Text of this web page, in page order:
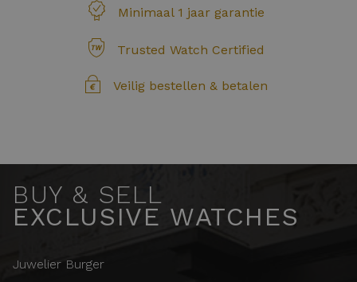
Minimaal 1 jaar garantie
Trusted Watch Certified
Veilig bestellen & betalen
BUY & SELL
EXCLUSIVE WATCHES
Juwelier Burger